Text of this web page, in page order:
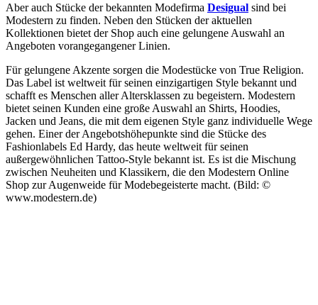
Aber auch Stücke der bekannten Modefirma Desigual sind bei
Modestern zu finden. Neben den Stücken der aktuellen
Kollektionen bietet der Shop auch eine gelungene Auswahl an
Angeboten vorangegangener Linien.
Für gelungene Akzente sorgen die Modestücke von True Religion.
Das Label ist weltweit für seinen einzigartigen Style bekannt und
schafft es Menschen aller Altersklassen zu begeistern. Modestern
bietet seinen Kunden eine große Auswahl an Shirts, Hoodies,
Jacken und Jeans, die mit dem eigenen Style ganz individuelle Wege
gehen. Einer der Angebotshöhepunkte sind die Stücke des
Fashionlabels Ed Hardy, das heute weltweit für seinen
außergewöhnlichen Tattoo-Style bekannt ist. Es ist die Mischung
zwischen Neuheiten und Klassikern, die den Modestern Online
Shop zur Augenweide für Modebegeisterte macht. (Bild: ©
www.modestern.de)